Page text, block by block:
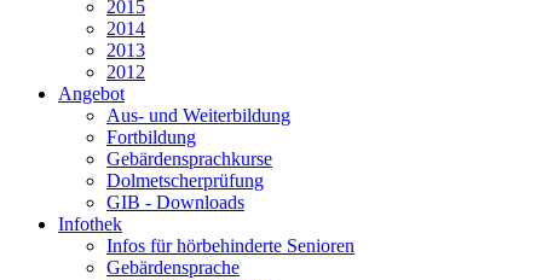
2015
2014
2013
2012
Angebot
Aus- und Weiterbildung
Fortbildung
Gebärdensprachkurse
Dolmetscherprüfung
GIB - Downloads
Infothek
Infos für hörbehinderte Senioren
Gebärdensprache